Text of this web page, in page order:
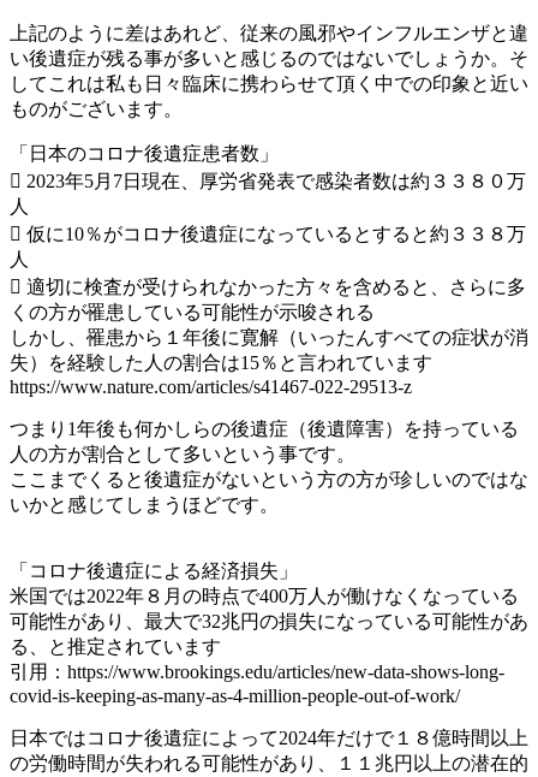
上記のように差はあれど、従来の風邪やインフルエンザと違
い後遺症が残る事が多いと感じるのではないでしょうか。そ
してこれは私も日々臨床に携わらせて頂く中での印象と近い
ものがございます。
「日本のコロナ後遺症患者数」
 2023年5月7日現在、厚労省発表で感染者数は約３３８０万
人
 仮に10％がコロナ後遺症になっているとすると約３３８万
人
 適切に検査が受けられなかった方々を含めると、さらに多
くの方が罹患している可能性が示唆される
しかし、罹患から１年後に寛解（いったんすべての症状が消
失）を経験した人の割合は15％と言われています
https://www.nature.com/articles/s41467-022-29513-z
つまり1年後も何かしらの後遺症（後遺障害）を持っている
人の方が割合として多いという事です。
ここまでくると後遺症がないという方の方が珍しいのではな
いかと感じてしまうほどです。
「コロナ後遺症による経済損失」
米国では2022年８月の時点で400万人が働けなくなっている
可能性があり、最大で32兆円の損失になっている可能性があ
る、と推定されています
引用：https://www.brookings.edu/articles/new-data-shows-long-
covid-is-keeping-as-many-as-4-million-people-out-of-work/
日本ではコロナ後遺症によって2024年だけで１８億時間以上
の労働時間が失われる可能性があり、１１兆円以上の潜在的